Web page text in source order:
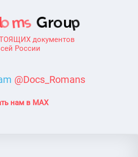
документов
России
@Docs_Romans
нам в MAX